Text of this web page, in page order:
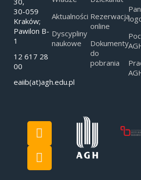
30-059
Kraków;
Pawilon B-
1
12 617 28
00
eaiib(at)agh.edu.pl
Aktualności
Dyscypliny
naukowe
Rezerwacja
online
Dokumenty
do
pobrania